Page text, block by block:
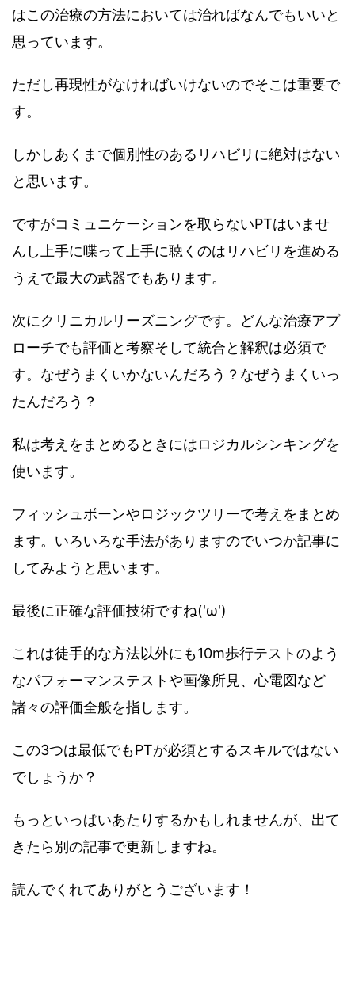
はこの治療の方法においては治ればなんでもいいと
思っています。
ただし再現性がなければいけないのでそこは重要で
す。
しかしあくまで個別性のあるリハビリに絶対はない
と思います。
ですがコミュニケーションを取らないPTはいませ
んし上手に喋って上手に聴くのはリハビリを進める
うえで最大の武器でもあります。
次にクリニカルリーズニングです。どんな治療アプ
ローチでも評価と考察そして統合と解釈は必須で
す。なぜうまくいかないんだろう？なぜうまくいっ
たんだろう？
私は考えをまとめるときにはロジカルシンキングを
使います。
フィッシュボーンやロジックツリーで考えをまとめ
ます。いろいろな手法がありますのでいつか記事に
してみようと思います。
最後に正確な評価技術ですね('ω')
これは徒手的な方法以外にも10m歩行テストのよう
なパフォーマンステストや画像所見、心電図など
諸々の評価全般を指します。
この3つは最低でもPTが必須とするスキルではない
でしょうか？
もっといっぱいあたりするかもしれませんが、出て
きたら別の記事で更新しますね。
読んでくれてありがとうございます！